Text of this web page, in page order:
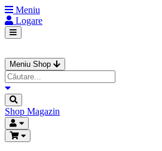
Meniu
Logare
Meniu Shop
Shop Magazin